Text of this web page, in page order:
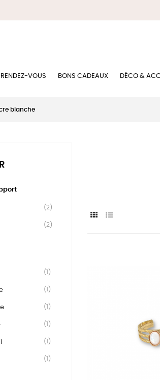
RENDEZ-VOUS BONS CADEAUX DÉCO &
blanche
(2)
(2)
(1)
(1)
(1)
(1)
(1)
(1)